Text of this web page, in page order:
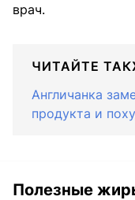
врач.
ЧИТАЙТЕ
Англичанка
продукта и
Полезные